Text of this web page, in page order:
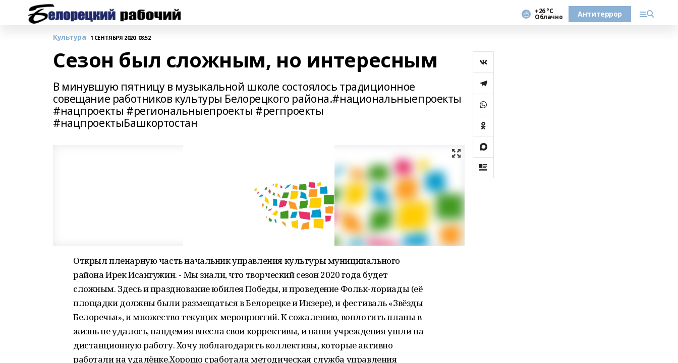
+26 °С
Облачно Антитеррор
Культура 1 СЕНТЯБРЯ 2020, 08:52
Сезон был сложным, но интересным
В минувшую пятницу в музыкальной школе состоялось традиционное
совещание работников культуры Белорецкого района.#национальныепроекты
#нацпроекты #региональныепроекты #регпроекты
#нацпроектыБашкортостан
Открыл пленарную часть начальник управления культуры муниципального
района Ирек Исангужин. - Мы знали, что творческий сезон 2020 года будет
сложным. Здесь и празднование юбилея Победы, и проведение Фольк-лориады (её
площадки должны были размещаться в Белорецке и Инзере), и фестиваль «Звёзды
Белоречья», и множество текущих мероприятий. К сожалению, воплотить планы в
жизнь не удалось, пандемия внесла свои коррективы, и наши учреждения ушли на
дистанционную работу. Хочу поблагодарить коллективы, которые активно
работали на удалёнке.Хорошо сработала методическая служба управления